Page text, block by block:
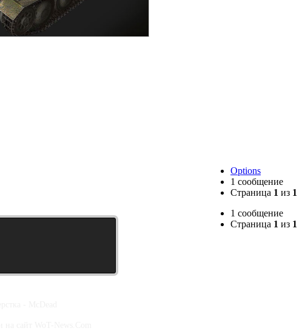
Options
1 сообщение
Страница 1 из 1
1 сообщение
Страница 1 из 1